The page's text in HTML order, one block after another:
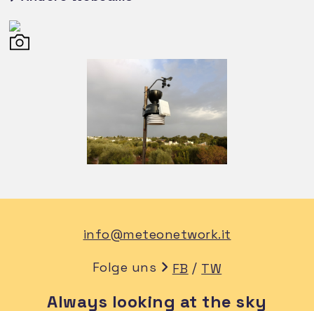
info@meteonetwork.it
Folge uns FB / TW
Always looking at the sky